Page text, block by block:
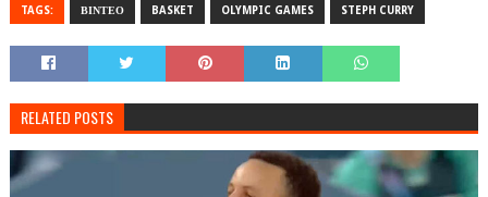
TAGS: ΒΙΝΤΕΟ BASKET OLYMPIC GAMES STEPH CURRY
RELATED POSTS